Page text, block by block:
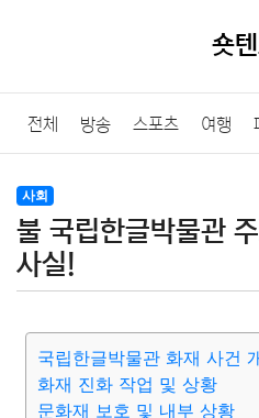
숏
전체 방송 스포츠 여행
사회
불 국립한글박물관
사실!
국립한글박물관 화재 사건
화재 진화 작업 및 상황
문화재 보호 및 내부 상황